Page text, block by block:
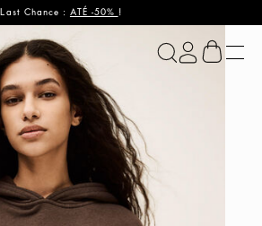
Last Chance : ATÉ -50% !